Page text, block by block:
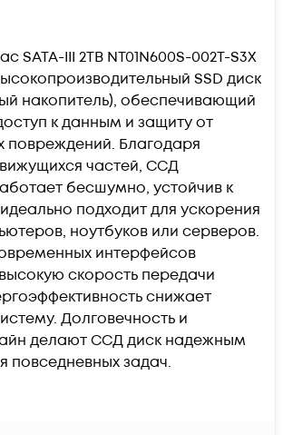
SATA-III 2TB NT01N600S-002T-S3X
SSD диск
накопитель), обеспечивающий
к данным и защиту от
повреждений. Благодаря
частей, ССД
бесшумно, устойчив к
подходит для ускорения
ноутбуков или серверов.
интерфейсов
скорость передачи
снижает
Долговечность и
делают ССД диск надежным
повседневных задач.